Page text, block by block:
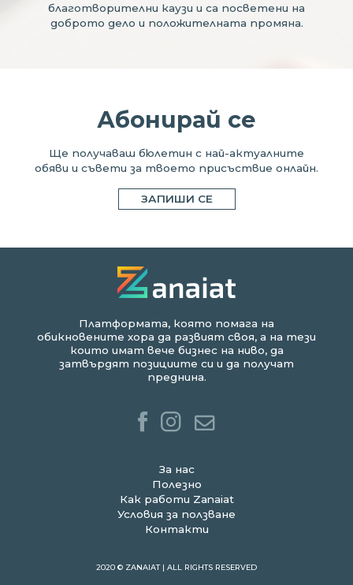
благотворителни каузи и са посветени на
доброто дело и положителната промяна.
Абонирай се
Ще получаваш бюлетин с най-актуалните
обяви и съвети за твоето присъствие онлайн.
ЗАПИШИ СЕ
Платформата, която помага на
обикновените хора да развият своя, а на тези
които имат вече бизнес на ниво, да
затвърдят позициите си и да получат
преднина.
За нас
Полезно
Как работи Zanaiat
Условия за ползване
Контакти
2020 © ZANAIAT | ALL RIGHTS RESERVED